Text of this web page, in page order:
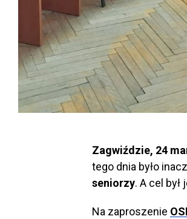
Zagwiździe, 24
tego dnia było
seniorzy. A cel
Na zaproszenie